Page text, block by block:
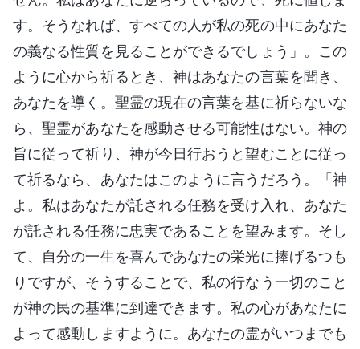
す。そうなれば、すべての人が私の死の中にあなた
の義なる性質を見ることができるでしょう」。この
ように心から祈るとき、神はあなたの言葉を聞き、
あなたを導く。聖霊の現在の言葉を基に祈らないな
ら、聖霊があなたを感動させる可能性はない。神の
旨に従って祈り、神が今日行おうと望むことに従っ
て祈るなら、あなたはこのように言うだろう。「神
よ。私はあなたが託される任務を受け入れ、あなた
が託される任務に忠実であることを望みます。そし
て、自分の一生を喜んであなたの栄光に捧げるつも
りですが、そうすることで、私の行なう一切のこと
が神の民の基準に到達できます。私の心があなたに
よって感動しますように。あなたの霊がいつまでも